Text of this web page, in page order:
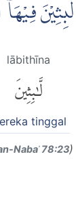
لّٰبِثِيْنَ فِيْهَآ
lābithīna
لَّٰبِثِينَ
tinggal
Nabaʾ 78:23)